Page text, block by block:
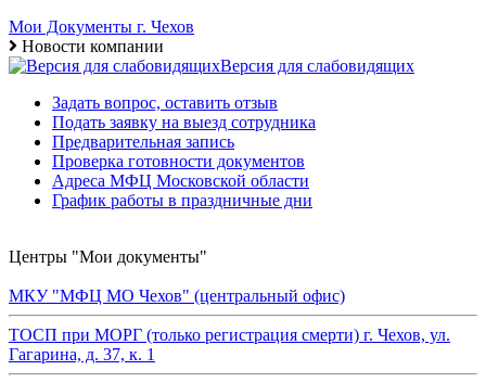
Мои Документы г. Чехов
Новости компании
Версия для слабовидящих
Задать вопрос, оставить отзыв
Подать заявку на выезд сотрудника
Предварительная запись
Проверка готовности документов
Адреса МФЦ Московской области
График работы в праздничные дни
Центры "Мои документы"
МКУ "МФЦ МО Чехов" (центральный офис)
ТОСП при МОРГ (только регистрация смерти) г. Чехов, ул.
Гагарина, д. 37, к. 1